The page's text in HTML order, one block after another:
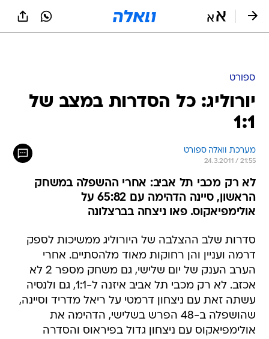
ספורט
יורוליג: כל הסדרות במצב של
1:1
מערכת וואלה ספורט
24.3.2011 / 21:55
לא רק מכבי תל אביב: אחרי ההשפלה במשחק
הראשון, סיינה הדהימה עם 65:82 על
אולימפיאקוס. פאו ניצחה בברצלונה
סדרות שלב ההצלבה של היורוליג ממשיכות לספק
דרמה ועניין והן רחוקות מאוד מלהסתיים. אחרי
הערב הענק של יום שלישי, גם משחק מספר 2 לא
אכזב. לא רק מכבי תל אביב איזנה ל-1:1, גם ולנסיה
עשתה זאת עם ניצחון דרמטי על ריאל מדריד וסיינה,
שהושפלה ב-48 הפרש בשלישי, הדהימה את
אולימפיאקוס עם ניצחון גדול בפיראוס והסדרה